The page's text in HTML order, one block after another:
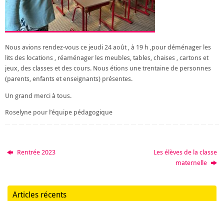
Nous avions rendez-vous ce jeudi 24 août , à 19 h ,pour déménager les
lits des locations , réaménager les meubles, tables, chaises , cartons et
jeux, des classes et des cours. Nous étions une trentaine de personnes
(parents, enfants et enseignants) présentes.
Un grand merci à tous.
Roselyne pour l’équipe pédagogique
Rentrée 2023
Les élèves de la classe
maternelle
Articles récents